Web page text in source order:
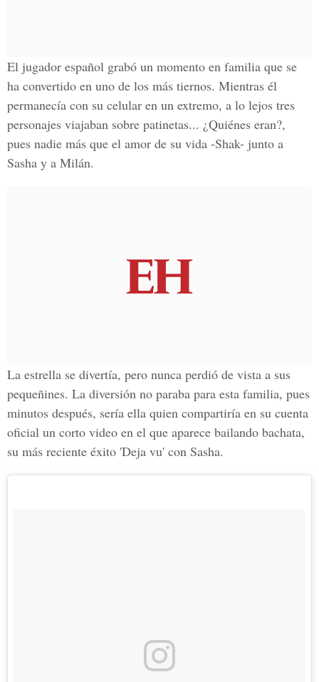
El jugador español grabó un momento en familia que se
ha convertido en uno de los más tiernos. Mientras él
permanecía con su celular en un extremo, a lo lejos tres
personajes viajaban sobre patinetas... ¿Quiénes eran?,
pues nadie más que el amor de su vida -Shak- junto a
Sasha y a Milán.
La estrella se divertía, pero nunca perdió de vista a sus
pequeñines. La diversión no paraba para esta familia, pues
minutos después, sería ella quien compartiría en su cuenta
oficial un corto video en el que aparece bailando bachata,
su más reciente éxito 'Deja vu' con Sasha.